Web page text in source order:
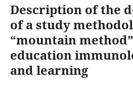
Description of the
of a study
“mountain
education
and learning